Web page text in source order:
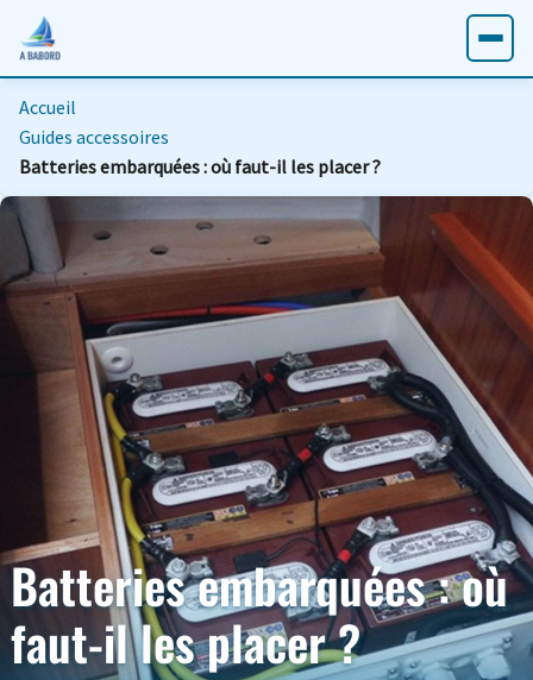
Accueil
Guides accessoires
Batteries embarquées : où faut-il les placer ?
Batteries embarquées : où
faut-il les placer ?